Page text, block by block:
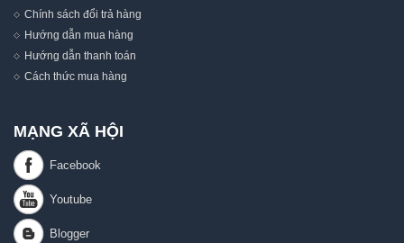
Chính sách đổi trả hàng
Hướng dẫn mua hàng
Hướng dẫn thanh toán
Cách thức mua hàng
MẠNG XÃ HỘI